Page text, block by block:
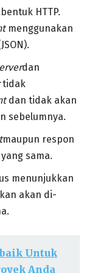
HTTP.
menggunakan
dan
tidak
dan tidak akan
sebelumnya.
maupun respon
sama.
menunjukkan
akan di-
Untuk
Anda